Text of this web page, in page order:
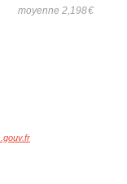
moyenne 2,198€